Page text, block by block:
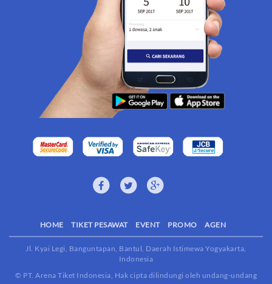
HOME TIKET PESAWAT EVENT PROMO AGEN
Jl. Kyai Legi, Banguntapan, Bantul, Daerah Istimewa Yogyakarta,
Indonesia
© PT. Arena Tiket Indonesia, Hak cipta dilindungi oleh undang-undang